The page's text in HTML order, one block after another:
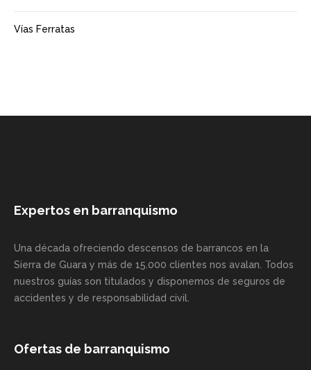
Vías Ferratas
Expertos en barranquismo
Una década ofreciendo descensos de barrancos en la
Sierra de Guara y más de 15.000 clientes nos avalan. Todos
nuestros guías son titulados y disponemos de seguros de
accidentes y de responsabilidad civil.
Ofertas de barranquismo